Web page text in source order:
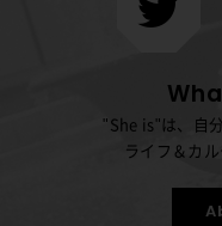
"She is"は、自
ライフ＆カ